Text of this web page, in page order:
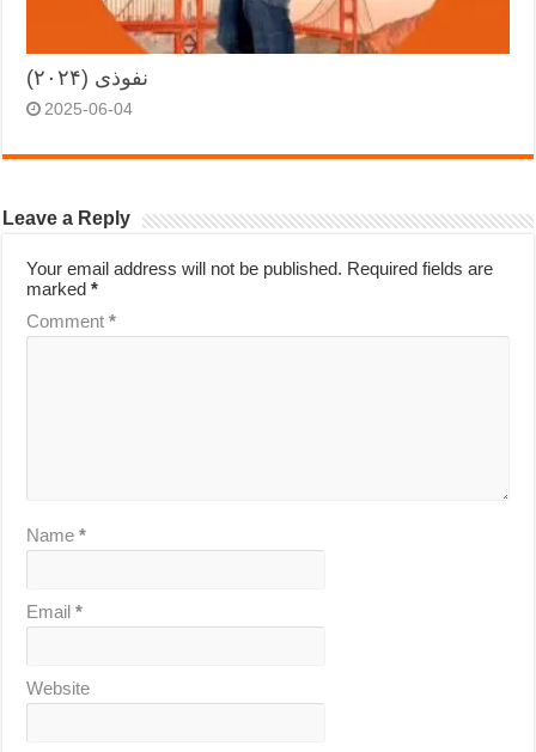
نفوذی (۲۰۲۴)
2025-06-04
Leave a Reply
Your email address will not be published. Required fields are
marked*
Comment*
Name*
Email*
Website